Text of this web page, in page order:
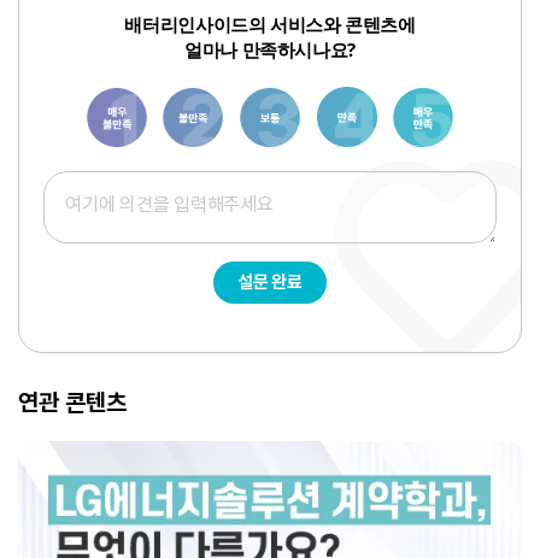
배터리인사이드의 서비스와 콘텐츠에
얼마나 만족하시나요?
1 3 6 8 10
설문 완료
연관 콘텐츠